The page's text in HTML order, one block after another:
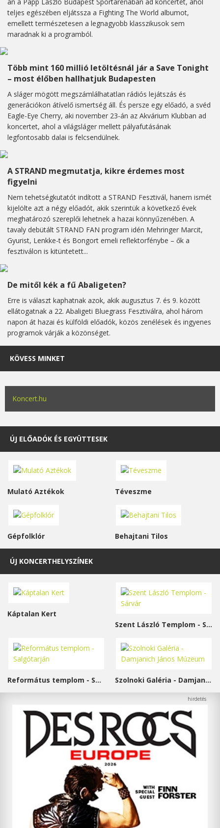
teljes egészében eljátssza a Fighting The World albumot,
emellett természetesen a legnagyobb klasszikusok sem
maradnak ki a programból.
Több mint 160 millió letöltésnál jár a Save Tonight
– most élőben hallhatjuk Budapesten
A sláger mögött megszámlálhatatlan rádiós lejátszás és
generációkon átívelő ismertség áll. És persze egy előadó, a svéd
Eagle-Eye Cherry, aki november 23-án az Akvárium Klubban ad
koncertet, ahol a világsláger mellett pályafutásának
legfontosabb dalai is felcsendülnek.
A STRAND megmutatja, kikre érdemes most
figyelni
Nem tehetségkutatót indított a STRAND Fesztivál, hanem ismét
kijelölte azt a négy előadót, akik szerintük a következő évek
meghatározó szereplői lehetnek a hazai könnyűzenében. A
tavaly debütált STRAND FAN program idén Mehringer Marcit,
Gyurist, Lenkke-t és Bongort emeli reflektorfénybe – ők a
fesztiválon is kitüntetett...
De mitől kék a fű Abaligeten?
Erre is választ kaphatnak azok, akik augusztus 7. és 9. között
ellátogatnak a 22. Abaligeti Bluegrass Fesztiválra, ahol három
napon át hazai és külföldi előadók, közös zenélések és ingyenes
programok várják a közönséget.
KÖVESS MINKET
Koncert.hu
ÚJ ELŐADÓK ÉS EGYÜTTESEK
Mulató Aztékok Téveszme
Gépfolklór Behajtani Tilos
ÚJ KONCERTHELYSZÍNEK
Káptalan Kert
Szent László Templom - Sárvár
Református templom - Salgótarján Szolnoki Galéria - Damjanich János Múzeum